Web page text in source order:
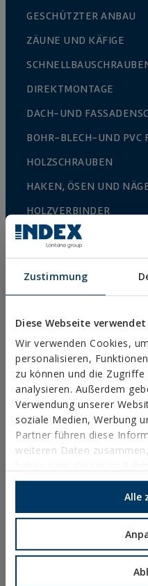
Zustimmung
Diese Webseite
Wir verwenden Cookies,
personalisieren,
zu können und die
analysieren. Außerdem
Verwendung unserer
soziale Medien, Werbung
Partner führen diese
weiteren Daten
gesammelt haben.
Alle
GESCHÜTZTER ANBAU
ZÄUNE UND KÄFIGE
DIREKTMONTAGE
DACH-UND
BOHR-BLECH-UND PVC
HOLZSCHRAUBEN
HAKEN, ÖSEN UND
HOLZVERBINDER
METRISCHE SCHRAUBEN
ABDECKKAPPEN, BITS
MASSIVROHRSCHELLEN
RINNENHALTER
NYLON-SCHELLEN
PROFILE, SCHIENEN
SOLARMODULE
GEWINDESTANGEN
SANITÄR-UND
DIY